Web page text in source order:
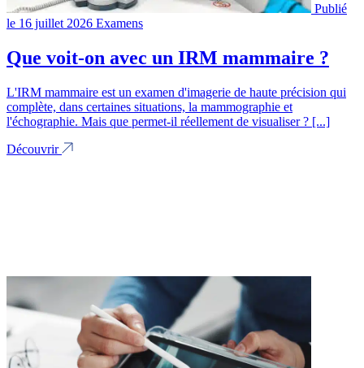
Publié
le 16 juillet 2026 Examens
Que voit-on avec un IRM mammaire ?
L'IRM mammaire est un examen d'imagerie de haute précision qui
complète, dans certaines situations, la mammographie et
l'échographie. Mais que permet-il réellement de visualiser ? [...]
Découvrir